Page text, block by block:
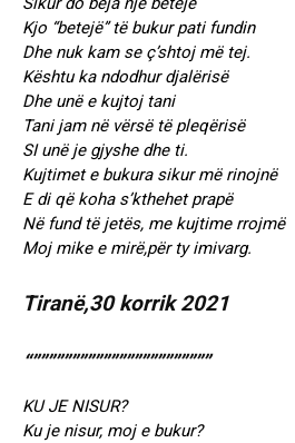
Kjo “betejë” të bukur pati fundin
Dhe nuk kam se ç’shtoj më tej.
Kështu ka ndodhur djalërisë
Dhe unë e kujtoj tani
Tani jam në vërsë të pleqërisë
SI unë je gjyshe dhe ti.
Kujtimet e bukura sikur më rinojnë
E di që koha s’kthehet prapë
Në fund të jetës, me kujtime rrojmë
Moj mike e mirë,për ty imivarg.
Tiranë,30 korrik 2021
“”””””””””””””””””””””””
KU JE NISUR?
Ku je nisur, moj e bukur?